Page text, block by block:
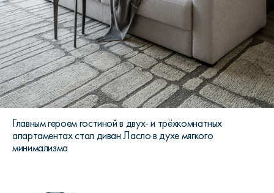
Главным героем гостиной в двух- и трёхкомнатных
апартаментах стал диван Ласло в духе мягкого
минимализма